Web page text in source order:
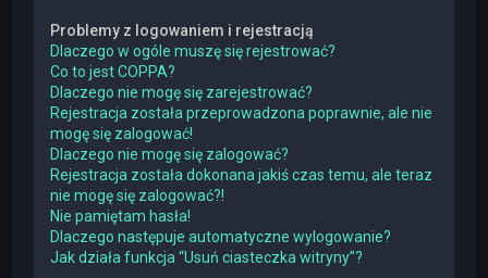
Problemy z logowaniem i rejestracją
Dlaczego w ogóle muszę się rejestrować?
Co to jest COPPA?
Dlaczego nie mogę się zarejestrować?
Rejestracja została przeprowadzona poprawnie, ale nie
mogę się zalogować!
Dlaczego nie mogę się zalogować?
Rejestracja została dokonana jakiś czas temu, ale teraz
nie mogę się zalogować?!
Nie pamiętam hasła!
Dlaczego następuje automatyczne wylogowanie?
Jak działa funkcja “Usuń ciasteczka witryny”?